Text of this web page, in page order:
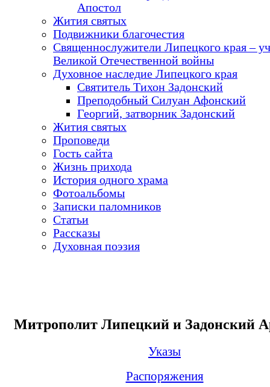
Апостол
Жития святых
Подвижники благочестия
Священнослужители Липецкого края –
Великой Отечественной войны
Духовное наследие Липецкого края
Святитель Тихон Задонский
Преподобный Силуан Афонский
Георгий, затворник Задонский
Жития святых
Проповеди
Гость сайта
Жизнь прихода
История одного храма
Фотоальбомы
Записки паломников
Статьи
Рассказы
Духовная поэзия
Митрополит Липецкий и Задонский
Указы
Распоряжения